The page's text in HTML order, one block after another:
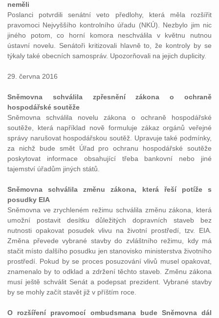
neměli
Poslanci potvrdili senátní veto předlohy, která měla rozšířit
pravomoci Nejvyššího kontrolního úřadu (NKÚ). Nezbylo jim nic
jiného potom, co horní komora neschválila v květnu nutnou
ústavní novelu. Senátoři kritizovali hlavně to, že kontroly by se
týkaly také obecních samospráv. Upozorňovali na jejich duplicity.
29. června 2016
Sněmovna schválila zpřesnění zákona o ochraně
hospodářské soutěže
Sněmovna schválila novelu zákona o ochraně hospodářské
soutěže, která například nově formuluje zákaz orgánů veřejné
správy narušovat hospodářskou soutěž. Upravuje také podmínky,
za nichž bude smět Úřad pro ochranu hospodářské soutěže
poskytovat informace obsahující třeba bankovní nebo jiné
tajemství úřadům jiných států.
Sněmovna schválila změnu zákona, která řeší potíže s
posudky EIA
Sněmovna ve zrychleném režimu schválila změnu zákona, která
umožní postavit desítku důležitých dopravních staveb bez
nutnosti opakovat posudek vlivu na životní prostředí, tzv. EIA.
Změna převede vybrané stavby do zvláštního režimu, kdy má
stačit místo dalšího posudku jen stanovisko ministerstva životního
prostředí. Pokud by se proces posuzování vlivů musel opakovat,
znamenalo by to odklad a zdržení těchto staveb. Změnu zákona
musí ještě schválit Senát a podepsat prezident. Vybrané stavby
by se mohly začít stavět již v příštím roce.
O rozšíření pravomocí ombudsmana bude Sněmovna dál